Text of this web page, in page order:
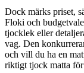
Dock märks priset,
Floki och
tjocklek eller
vag. Den
och vill du ha en
riktigt tjock matta